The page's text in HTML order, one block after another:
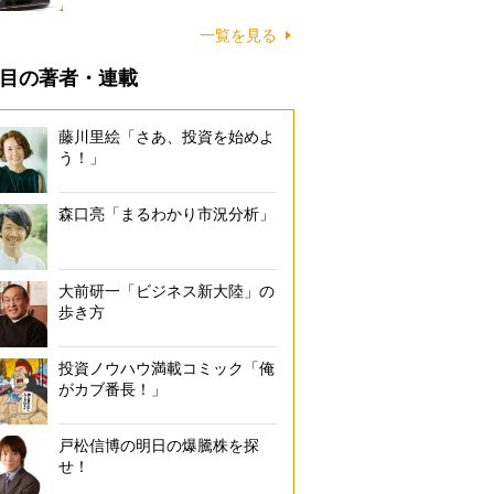
一覧を見る
の著者・連載
藤川里絵「さあ、投資を始めよ
う！」
森口亮「まるわかり市況分析」
大前研一「ビジネス新大陸」の
歩き方
投資ノウハウ満載コミック「俺
がカブ番長！」
戸松信博の明日の爆騰株を探
せ！